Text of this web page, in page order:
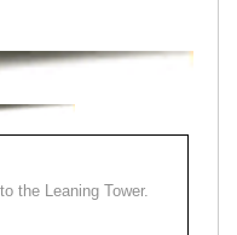
the Leaning Tower.